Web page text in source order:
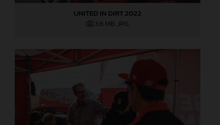
UNITED IN DIRT 2022
3,6 MB .JPG